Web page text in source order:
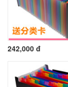
242,000 đ